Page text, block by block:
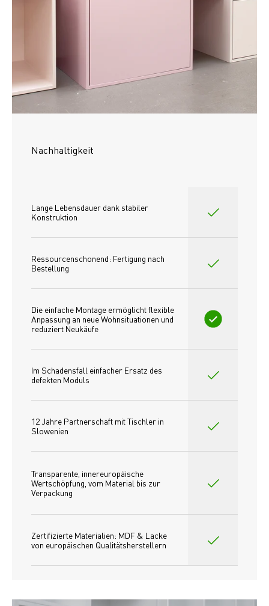
Nachhaltigkeit
Lange Lebensdauer dank stabiler
Konstruktion
Ressourcenschonend: Fertigung nach
Bestellung
Die einfache Montage ermöglicht flexible
Anpassung an neue Wohnsituationen und
reduziert Neukäufe
Im Schadensfall einfacher Ersatz des
defekten Moduls
12 Jahre Partnerschaft mit Tischler in
Slowenien
Transparente, innereuropäische
Wertschöpfung, vom Material bis zur
Verpackung
Zertifizierte Materialien: MDF & Lacke
von europäischen Qualitätsherstellern